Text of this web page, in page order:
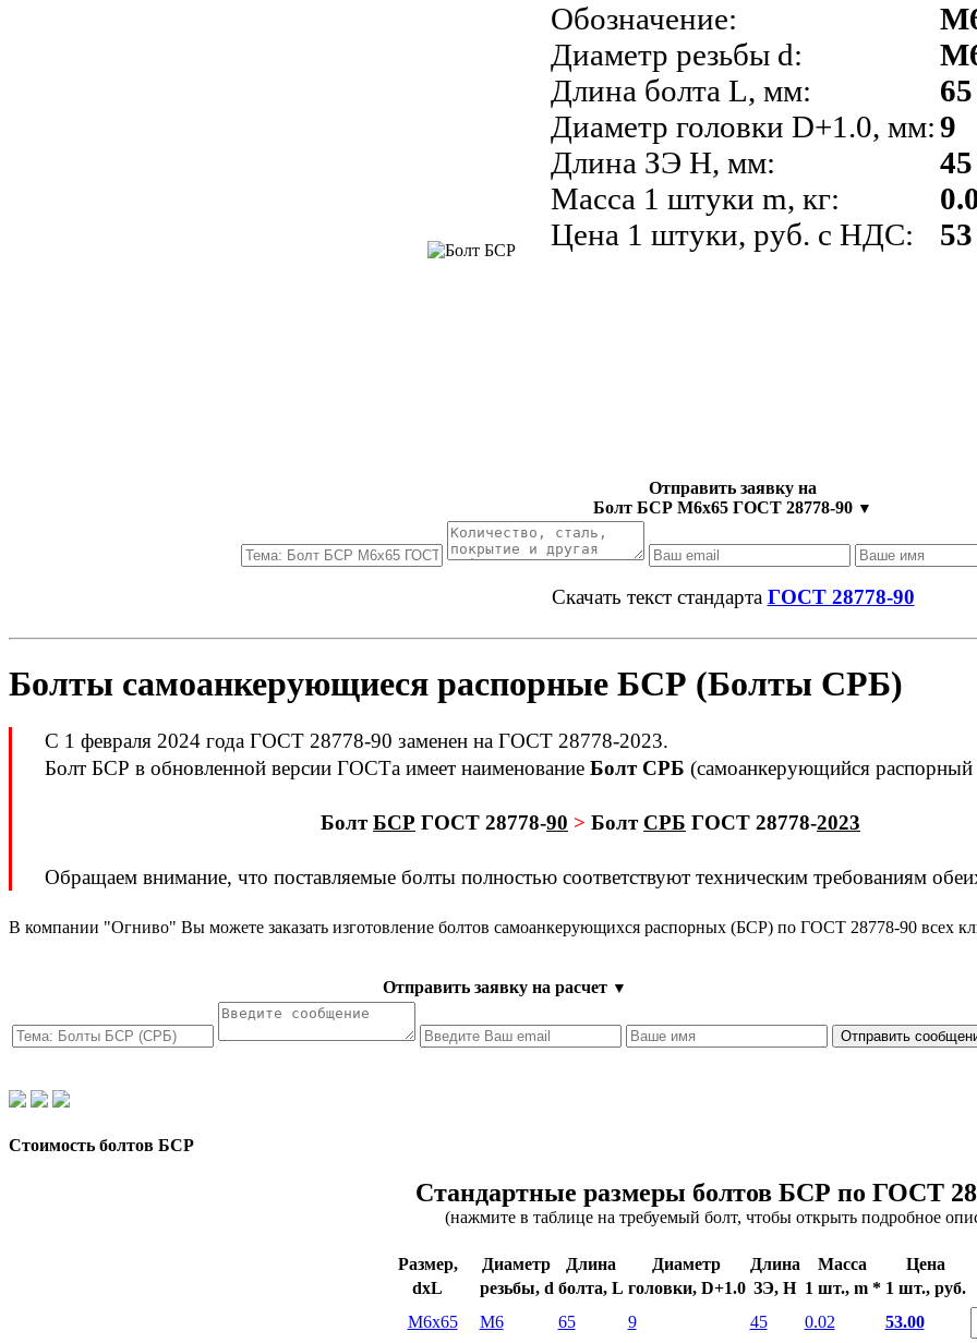
Обозначение:
Диаметр резьбы d:
Длина болта L, мм:
Диаметр головки D+1.0, мм:
Длина ЗЭ H, мм:
Масса 1 штуки m, кг:
Цена 1 штуки, руб. с НДС:
65
9
45
53
Отправить заявку на
Болт БСР M6x65 ГОСТ 28778-90 ▼
Скачать текст стандарта ГОСТ 28778-90
Болты самоанкерующиеся распорные БСР (Болты СРБ)
С 1 февраля 2024 года ГОСТ 28778-90 заменен на ГОСТ 28778-2023.
Болт БСР в обновленной версии ГОСТа имеет наименование Болт СРБ (самоанкерующийся распорный
БолтБСР ГОСТ 28778-90 > Болт СРБ ГОСТ 28778-2023
Обращаем внимание, что поставляемые болты полностью соответствуют техническим требованиям
В компании "Огниво" Вы можете заказать изготовление болтов самоанкерующихся распорных (БСР) по ГОСТ 28778-90 всех
Отправить заявку на расчет ▼
Стоимость болтов БСР
Стандартные размеры болтов БСР по ГОСТ
(нажмите в таблице на требуемый болт, чтобы открыть подробное
Размер, Диаметр Длина Диаметр Длина Масса
Цена
dxL
резьбы, d болта, L головки, D+1.0 ЗЭ, H 1 шт., m * 1 шт., руб.
M6x65
М6 65 9 45 0.02
53.00